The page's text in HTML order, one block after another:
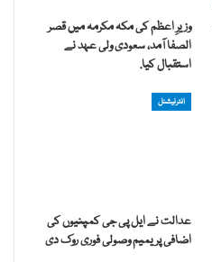
وزیرِ اعظم کی مکہ مکرمہ میں قصر
الصفا آمد، سعودی ولی عہد نے
استقبال کیا.
انٹرنیشنل
عدالت نے ایل پی جی کمپنیوں کی
اضافی پریمیم وصولی فوری روک دی